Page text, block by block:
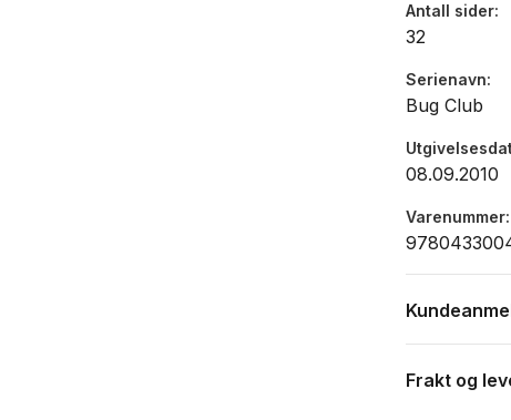
Antall sider
32
Serienavn
Bug Club
08.09.2010
Varenummer
Frakt og